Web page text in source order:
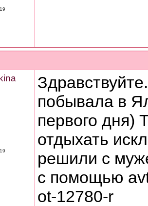
побывала в
первого дня)
отдыхать
решили с
с помощью
ot-12780-r